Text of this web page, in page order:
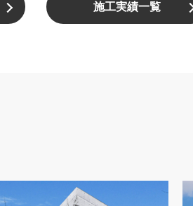
施工実績一覧